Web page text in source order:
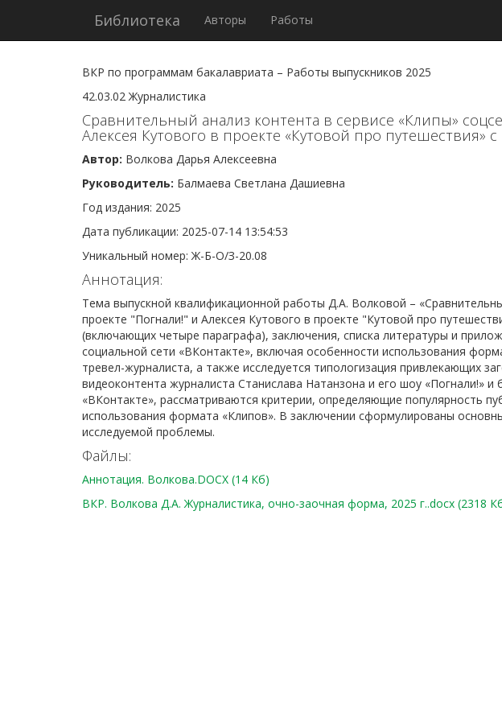
Библиотека Авторы Работы
ВКР по программам бакалавриата – Работы выпускников 2025
42.03.02 Журналистика
Сравнительный анализ контента в сервисе «Клипы»
Алексея Кутового в проекте «Кутовой про путешествия»
Автор: Волкова Дарья Алексеевна
Руководитель: Балмаева Светлана Дашиевна
Год издания: 2025
Дата публикации: 2025-07-14 13:54:53
Уникальный номер: Ж-Б-О/З-20.08
Аннотация:
Тема выпускной квалификационной работы Д.А. Волковой –
проекте "Погнали!" и Алексея Кутового в проекте "Кутовой про
(включающих четыре параграфа), заключения, списка литературы и
социальной сети «ВКонтакте», включая особенности использования
тревел-журналиста, а также исследуется типологизация привлекающих
видеоконтента журналиста Станислава Натанзона и его шоу «Погнали!»
«ВКонтакте», рассматриваются критерии, определяющие популярность
использования формата «Клипов». В заключении сформулированы
исследуемой проблемы.
Файлы:
Аннотация. Волкова.DOCX (14 Кб)
ВКР. Волкова Д.А. Журналистика, очно-заочная форма, 2025 г..docx (2318